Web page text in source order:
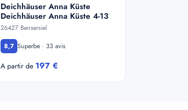
Deichhäuser Anna Küste
Deichhäuser Anna Küste 4-13
26427 Bensersiel
8,7 Superbe · 33 avis
A partir de 197 €